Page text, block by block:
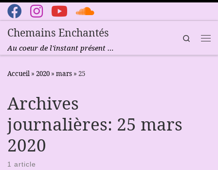
Passer au contenu
Chemains Enchantés
Au coeur de l'instant présent …
Search
Accueil » 2020 » mars » 25
Archives
journalières: 25 mars
2020
1 article